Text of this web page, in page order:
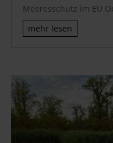
Meeresschutz im EU
mehr lesen